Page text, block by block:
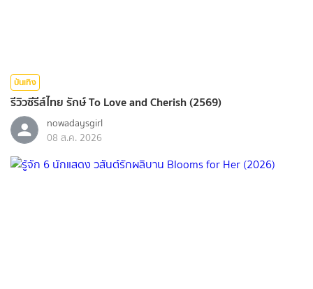
บันเทิง
รีวิวซีรีส์ไทย รักษ์ To Love and Cherish (2569)
nowadaysgirl
08 ส.ค. 2026